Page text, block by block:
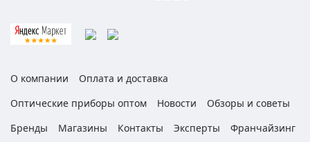
О компании
Оплата и доставка
Оптические приборы оптом
Новости
Обзоры и советы
Бренды
Магазины Контакты Эксперты Франчайзинг